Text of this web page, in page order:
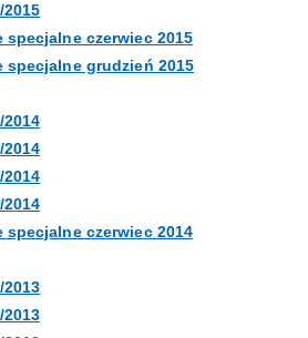
2015
specjalne czerwiec 2015
specjalne grudzień 2015
2014
2014
2014
2014
specjalne czerwiec 2014
2013
2013